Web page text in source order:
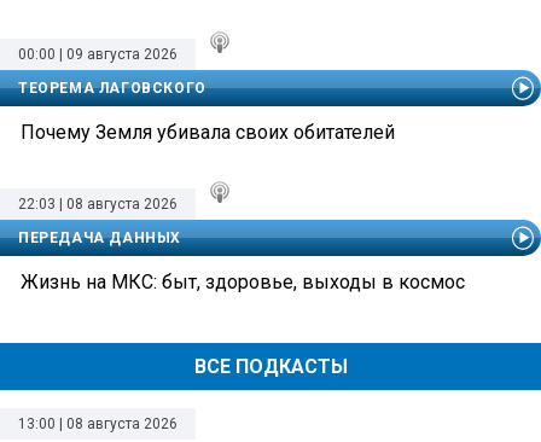
ВСЕ ПОДКАСТЫ
00:00 | 09 августа 2026
ТЕОРЕМА ЛАГОВСКОГО
Почему Земля убивала своих обитателей
22:03 | 08 августа 2026
ПЕРЕДАЧА ДАННЫХ
Жизнь на МКС: быт, здоровье, выходы в космос
13:00 | 08 августа 2026